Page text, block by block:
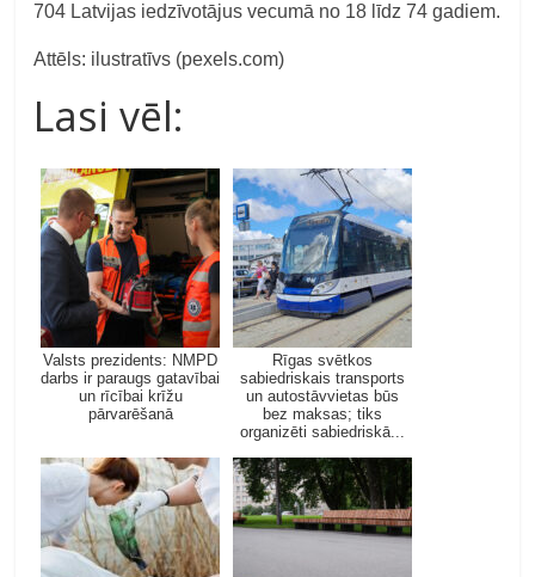
704 Latvijas iedzīvotājus vecumā no 18 līdz 74 gadiem.
Attēls: ilustratīvs (pexels.com)
Lasi vēl:
Valsts prezidents: NMPD
darbs ir paraugs gatavībai
un rīcībai krīžu
pārvarēšanā
Rīgas svētkos
sabiedriskais transports
un autostāvvietas būs
bez maksas; tiks
organizēti sabiedriskā...